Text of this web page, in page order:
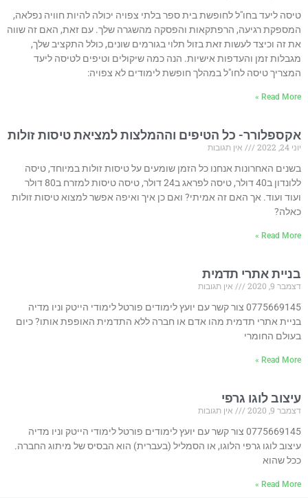
טיסה ליעד בחו"ל לחופשת בית ספר בלתי צפויה יכולה להיות חוויה נפלאה,
המספקת רגיעה, הרפתקאות והפסקה מהשגרה שלך. עם זאת, האם זה שווה
את זה וכיצד לעשות זאת בזול תלוי בגורמים שונים, כולל התקציב שלך,
מגבלות זמן והעדפות אישיות. הנה כמה שיקולים וטיפים לטיסה ליעד
המצריך טיסה לחו"ל במהלך חופשת לימודים לא צפויה:
Read More »
אקספלורר- כל הטיפים וההמלצות למציאת טיסות זולות
יוני 24, 2022
אין תגובות
בשנים האחרונות אנחנו כל הזמן שומעים על טיסות זולות במיוחד, טיסה
ללונדון ב40 דולר, טיסה לפראג ב24 דולר, טיסה טיסות למזרח ב80 דולר
ועוד ועוד. אך האם זה אמיתי? ואם כן איך ואיפה אפשר למצוא טיסות זולות
כאלה?
Read More »
בניית אתרי תדמית
דצמבר 9, 2020
אין תגובות
0775669145 צור קשר עם יועץ לימודים פורטל לימודי הייטק וניו מדיה
בניית אתרי תדמית מהו אדם או חברה ללא התדמית האופפת אותו? כיום
בעולם החומרי
Read More »
עיצוב לוגו גרפי
דצמבר 9, 2020
אין תגובות
0775669145 צור קשר עם יועץ לימודים פורטל לימודי הייטק וניו מדיה
עיצוב לוגו גרפי הלוגו, או הסמליל (בעברית) הוא הבסיס של מיתוג החברה.
ככל שהוא
Read More »